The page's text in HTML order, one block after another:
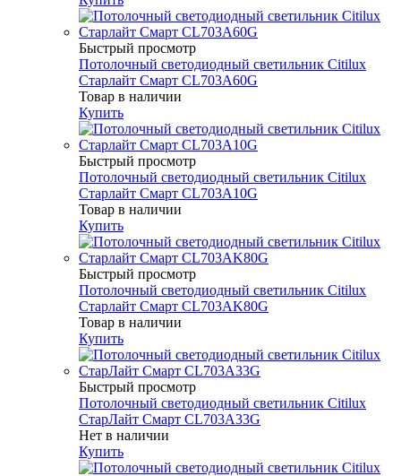
Быстрый просмотр
Потолочный светодиодный светильник Citilux
Старлайт Смарт CL703A60G
Товар в наличии
Купить
Быстрый просмотр
Потолочный светодиодный светильник Citilux
Старлайт Смарт CL703A10G
Товар в наличии
Купить
Быстрый просмотр
Потолочный светодиодный светильник Citilux
Старлайт Смарт CL703AK80G
Товар в наличии
Купить
Быстрый просмотр
Потолочный светодиодный светильник Citilux
СтарЛайт Смарт CL703A33G
Нет в наличии
Купить